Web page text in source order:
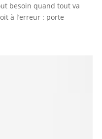
besoin quand tout va
à l’erreur : porte